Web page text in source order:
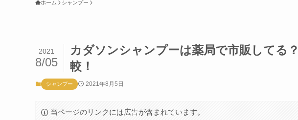
ホーム シャンプー
カダソンシャンプーは薬局で市販してる
較！
2021
8/05
シャンプー 2021年8月5日
当ページのリンクには広告が含まれています。